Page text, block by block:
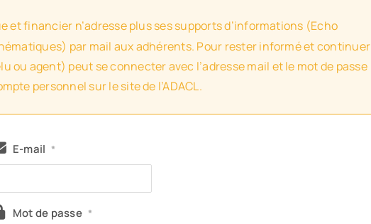
et financier n’adresse plus ses supports d’informations (Echo
par mail aux adhérents. Pour rester informé et continuer
ou agent) peut se connecter avec l’adresse mail et le mot de passe
personnel sur le site de l’ADACL.
E-mail *
Mot de passe *